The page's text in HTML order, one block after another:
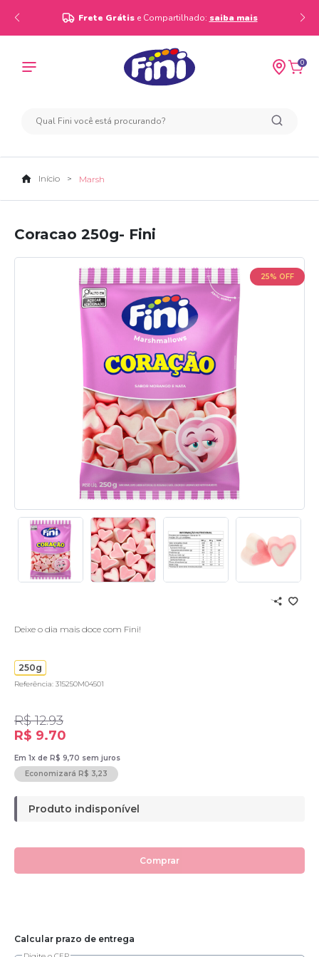
Frete Grátis e Compartilhado: saiba mais
0
Início Marsh
Coracao 250g- Fini
25% OFF
Deixe o dia mais doce com Fini!
250g
Referência: 315250M04501
R$ 12.93
R$ 9.70
Em 1x de R$ 9,70 sem juros
Economizará R$ 3,23
Produto indisponível
Comprar
Calcular prazo de entrega